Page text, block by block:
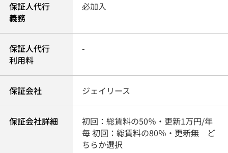
保証人代行
義務
必加入
保証人代行
利用料
-
保証会社 ジェイリース
保証会社詳細
初回：総賃料の50％・更新1万円/年
毎 初回：総賃料の80％・更新無 ど
ちらか選択